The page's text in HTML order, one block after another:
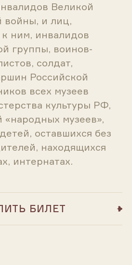
Великой
войны, и лиц,
ним, инвалидов
группы, воинов-
солдат,
Российской
всех музеев
культуры РФ,
«народных музеев»,
оставшихся без
находящихся
интернатах.
БИЛЕТ